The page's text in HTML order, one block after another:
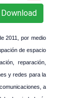
Download
2011, por medio
de espacio
reparación,
y redes para la
a